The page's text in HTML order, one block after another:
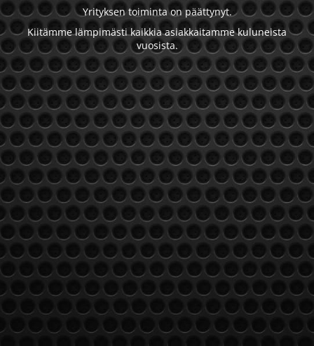
Yrityksen toiminta on päättynyt.
Kiitämme lämpimästi kaikkia asiakkaitamme kuluneista
vuosista.